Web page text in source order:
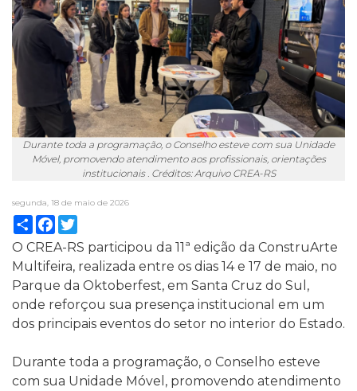
Durante toda a programação, o Conselho esteve com sua Unidade
Móvel, promovendo atendimento aos profissionais, orientações
institucionais . Créditos: Arquivo CREA-RS
segunda, 18 de maio de 2026
Compartilhar
Facebook
O CREA-RS participou da 11ª edição da ConstruArte
Multifeira, realizada entre os dias 14 e 17 de maio, no
Parque da Oktoberfest, em Santa Cruz do Sul,
onde reforçou sua presença institucional em um
dos principais eventos do setor no interior do Estado.
Durante toda a programação, o Conselho esteve
com sua Unidade Móvel, promovendo atendimento